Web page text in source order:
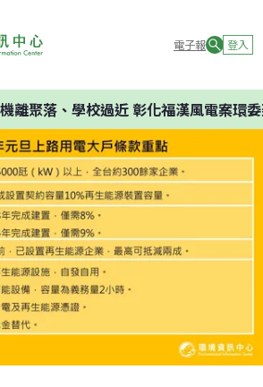
電子報 登入
、學校過近 彰化福漢風電案環委建議不